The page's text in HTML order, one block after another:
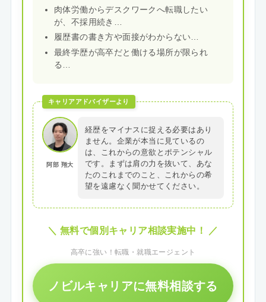
肉体労働からデスクワークへ転職したい
が、不採用続き…
履歴書の書き方や面接がわからない…
最終学歴が高卒だと働ける場所が限られ
る…
キャリアアドバイザーより
阿部 翔大
経歴をマイナスに捉える必要はあり
ません。企業が本当に見ているの
は、これからの意欲とポテンシャル
です。まずは肩の力を抜いて、あな
たのこれまでのこと、これからの希
望を遠慮なく聞かせてください。
＼ 無料で個別キャリア相談実施中！ ／
高卒に強い！転職・就職エージェント
ノビルキャリアに無料相談する